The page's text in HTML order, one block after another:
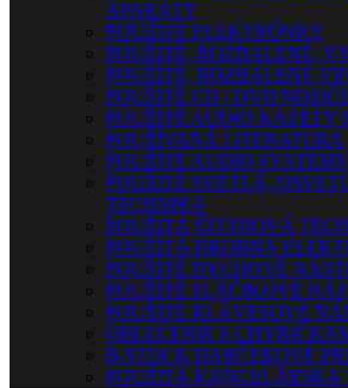
APARÁTY
POUŽITÉ ELEKTRÓNKY
POUŽITÉ, ROZBALENÉ,
POUŽITÉ, ROZBALENÉ
POUŽITÉ CD / DVD
POUŽITÉ AUDIO KAZETY
POUŽÍVANÁ LITERATÚRA
POUŽITÉ AUDIO SYSTÉMY
POUŽITÉ SVETLÁ,
TECHNIKA
POUŽITÁ ŠTÚDIOVÁ
POUŽITÁ DROBNÁ
POUŽITÉ DYCHOVÉ
POUŽITÉ SLÁČIKOVÉ
POUŽITÉ KLÁVESOVÉ
OBLEČENIE S
B-STOCK DARČEKOVÉ
POUŽITÁ KANCELÁRSKA